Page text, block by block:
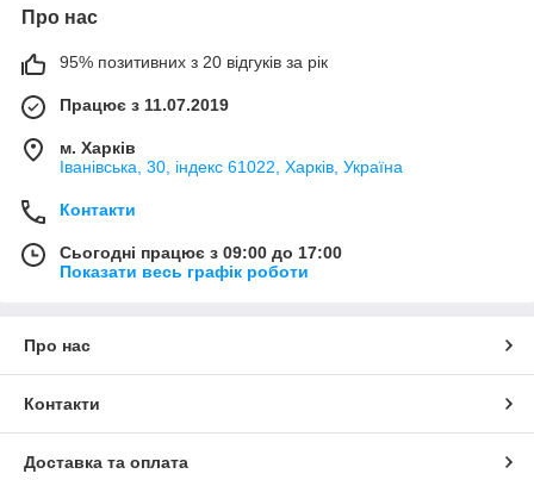
Про нас
95% позитивних з 20 відгуків за рік
Працює з 11.07.2019
м. Харків
Іванівська, 30, індекс 61022, Харків, Україна
Контакти
Сьогодні працює з 09:00 до 17:00
Показати весь графік роботи
Про нас
Контакти
Доставка та оплата